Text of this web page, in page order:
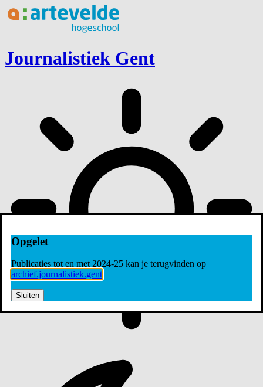
Ga naar inhoud
Journalistiek Gent
Opgelet
Publicaties tot en met 2024-25 kan je terugvinden op
archief.journalistiek.gent
Sluiten